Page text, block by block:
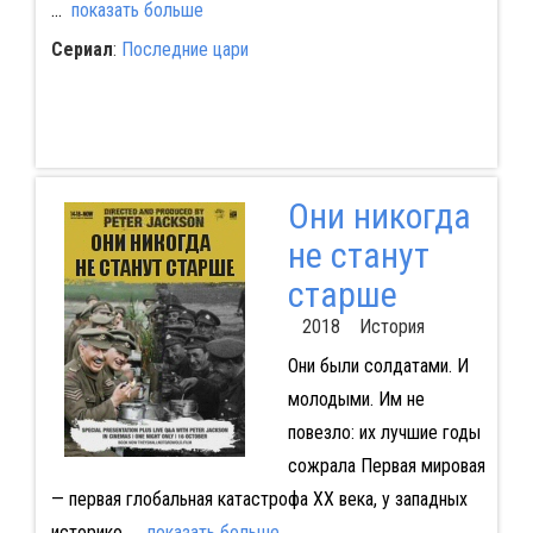
... показать больше
Сериал: Последние цари
Они никогда
не станут
старше
2018 История
Они были солдатами. И
молодыми. Им не
повезло: их лучшие годы
сожрала Первая мировая
— первая глобальная катастрофа ХХ века, у западных